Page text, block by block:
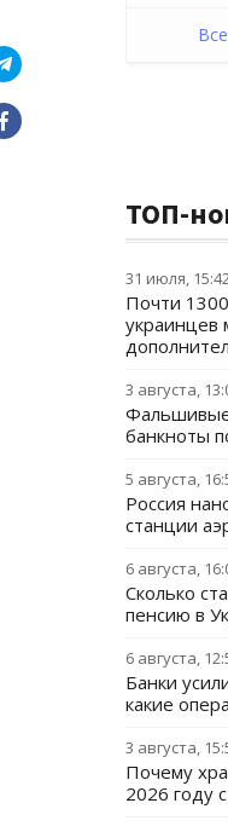
ТОП-
31 июля,
Почти
украинцев
3 августа,
Фальшивые
банкноты
5 августа,
Россия
станции
6 августа,
Сколько
пенсию в
6 августа,
Банки
какие
3 августа,
Почему
2026 году